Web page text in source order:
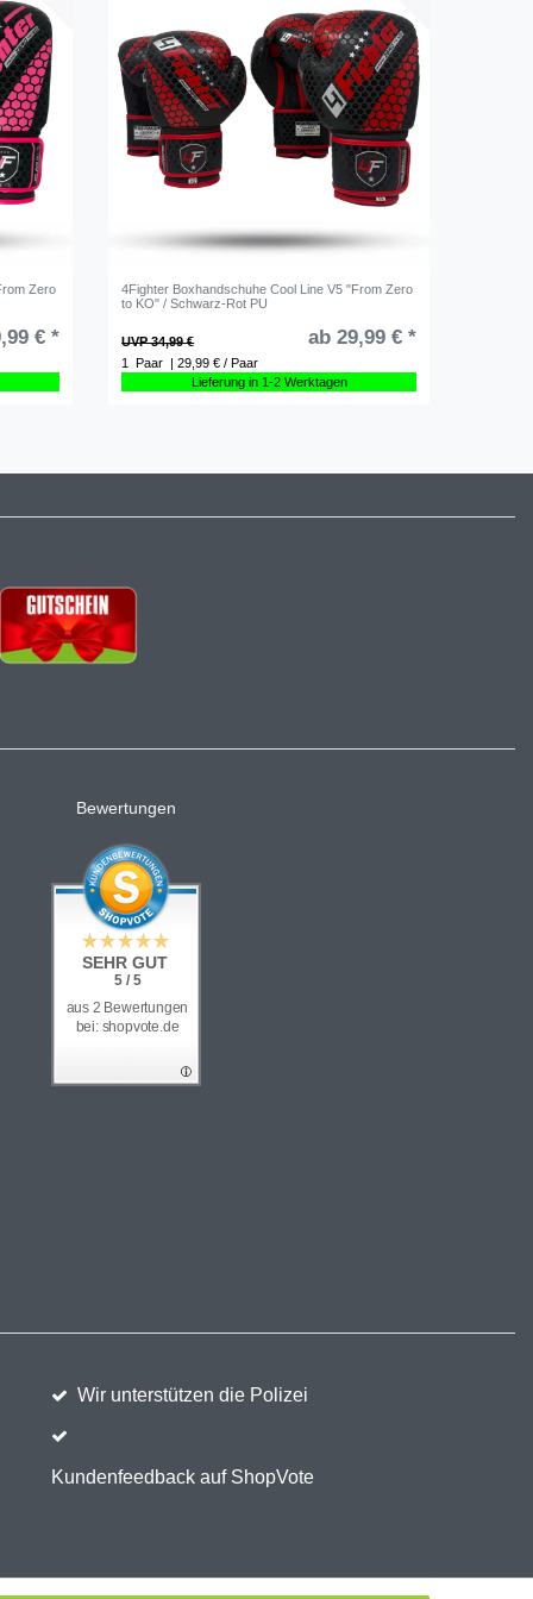
Zero
€ *
4Fighter Boxhandschuhe Cool Line V5 "From Zero
to KO" / Schwarz-Rot PU
UVP 34,99 € ab 29,99 € *
1 Paar | 29,99 € / Paar
Lieferung in 1-2 Werktagen
Bewertungen
SEHR GUT
5 / 5
aus 2 Bewertungen
bei: shopvote.de
Wir unterstützen die Polizei
Kundenfeedback auf ShopVote